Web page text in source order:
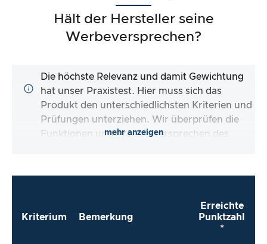
Hält der Hersteller seine
Werbeversprechen?
Die höchste Relevanz und damit Gewichtung
hat unser Praxistest. Hier muss sich das
Produkt den unterschiedlichsten Kriterien und
Prüfungen unterziehen. Wir überprüfen die
Funktionen und Produktversprechen des
mehr anzeigen
Kriterium Bemerkung
Erreichte
Punktzahl
*